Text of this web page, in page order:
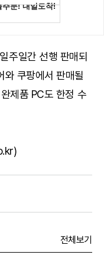
주일간 선행 판매되
와 쿠팡에서 판매될
제품 PC도 한정 수
전체보기